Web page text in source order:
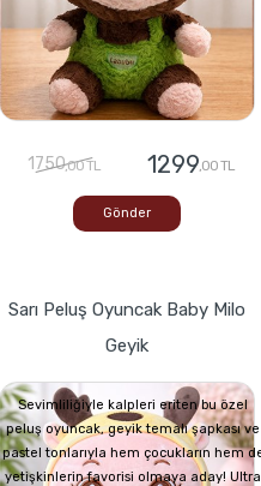
1750,00 TL 1299,00 TL
Gönder
Sarı Peluş Oyuncak Baby Milo
Geyik
Sevimliliğiyle kalpleri eriten bu özel
peluş oyuncak, geyik temalı şapkası ve
pastel tonlarıyla hem çocukların hem
yetişkinlerin favorisi olmaya aday! Ultra